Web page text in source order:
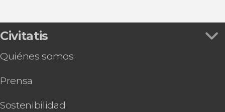
La Aguirreña
Entrada a Casa Sauza
Paseo a caballo por los campos de agave del
Civitatis
Quiénes somos
Prensa
Sostenibilidad